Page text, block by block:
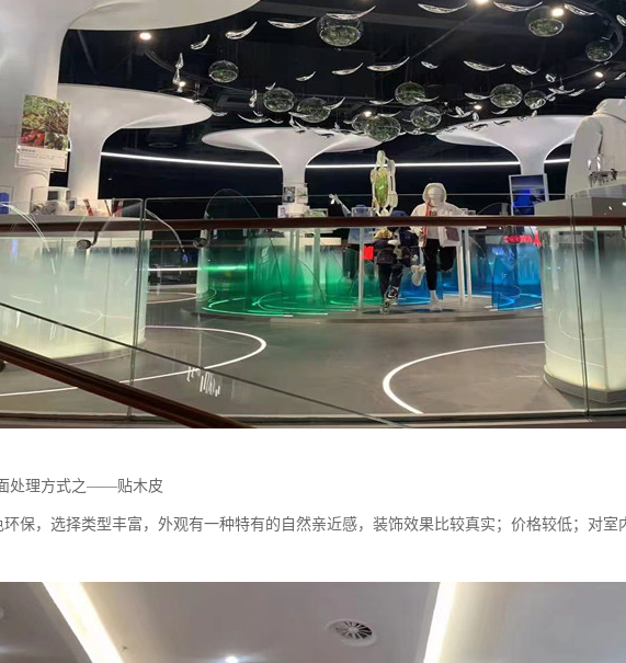
处理方式之——贴木皮
，选择类型丰富，外观有一种特有的自然亲近感，装饰效果比较真实；价格较低；对室